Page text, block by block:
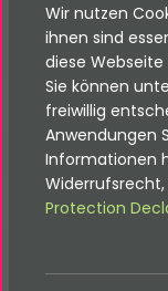
Häufig
02.
Wir nutzen
ihnen sind
diese Webseite
Sie können
freiwillig
Anwendungen
Informationen
Protection